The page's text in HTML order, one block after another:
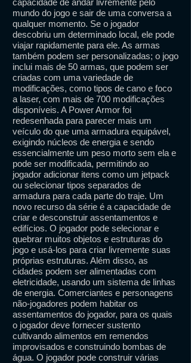
capacidade de andar livremente pelo
mundo do jogo e sair de uma conversa a
qualquer momento. Se o jogador
descobriu um determinado local, ele pode
viajar rapidamente para ele. As armas
também podem ser personalizadas; o jogo
inclui mais de 50 armas, que podem ser
criadas com uma variedade de
modificações, como tipos de cano e foco
a laser, com mais de 700 modificações
disponíveis. A Power Armor foi
redesenhada para parecer mais um
veículo do que uma armadura equipável,
exigindo núcleos de energia e sendo
essencialmente um peso morto sem ela e
pode ser modificada, permitindo ao
jogador adicionar itens como um jetpack
ou selecionar tipos separados de
armadura para cada parte do traje. Um
novo recurso da série é a capacidade de
criar e desconstruir assentamentos e
edifícios. O jogador pode selecionar e
quebrar muitos objetos e estruturas do
jogo e usá-los para criar livremente suas
próprias estruturas. Além disso, as
cidades podem ser alimentadas com
eletricidade, usando um sistema de linhas
de energia. Comerciantes e personagens
não-jogadores podem habitar os
assentamentos do jogador, para os quais
o jogador deve fornecer sustento
cultivando alimentos em remendos
improvisados ​​e construindo bombas de
água. O jogador pode construir várias